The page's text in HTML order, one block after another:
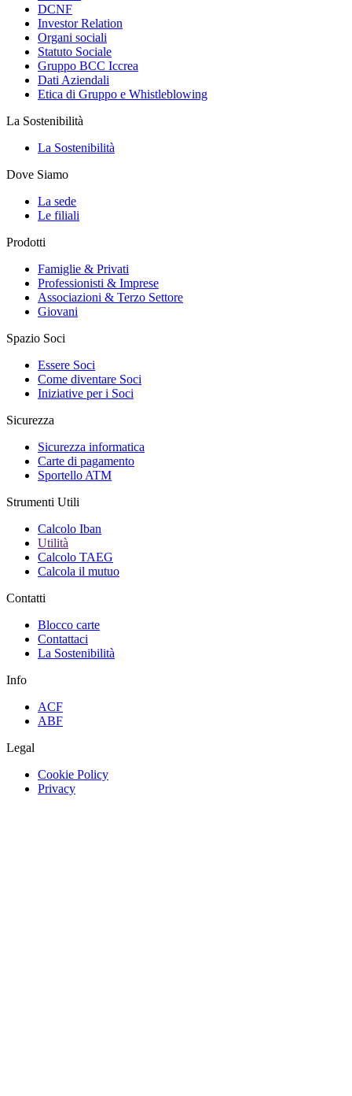
DCNF
Investor Relation
Organi sociali
Statuto Sociale
Gruppo BCC Iccrea
Dati Aziendali
Etica di Gruppo e Whistleblowing
La Sostenibilità
La Sostenibilità
Dove Siamo
La sede
Le filiali
Prodotti
Famiglie & Privati
Professionisti & Imprese
Associazioni & Terzo Settore
Giovani
Spazio Soci
Essere Soci
Come diventare Soci
Iniziative per i Soci
Sicurezza
Sicurezza informatica
Carte di pagamento
Sportello ATM
Strumenti Utili
Calcolo Iban
Utilità
Calcolo TAEG
Calcola il mutuo
Contatti
Blocco carte
Contattaci
La Sostenibilità
Info
ACF
ABF
Legal
Cookie Policy
Privacy